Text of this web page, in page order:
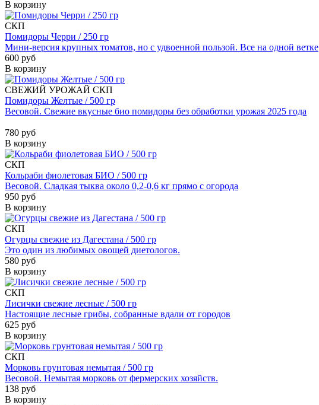
В корзину
СКП
Помидоры Черри / 250 гр
Мини-версия крупных томатов, но с удвоенной пользой. Все на одной ветке
600 руб
В корзину
СВЕЖИЙ УРОЖАЙ СКП
Помидоры Желтые / 500 гр
Весовой. Свежие вкусные био помидоры без обработки урожая 2025 года
780 руб
В корзину
СКП
Кольраби фиолетовая БИО / 500 гр
Весовой. Сладкая тыква около 0,2-0,6 кг прямо с огорода
950 руб
В корзину
СКП
Огурцы свежие из Дагестана / 500 гр
Это один из любимых овощей диетологов.
580 руб
В корзину
СКП
Лисички свежие лесные / 500 гр
Настоящие лесные грибы, собранные вдали от городов
625 руб
В корзину
СКП
Морковь грунтовая немытая / 500 гр
Весовой. Немытая морковь от фермерских хозяйств.
138 руб
В корзину